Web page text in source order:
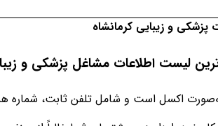
و زیبایی کرمانشاه
لیست اطلاعات مشاغل پزشکی و
اکسل است و شامل تلفن ثابت، شماره